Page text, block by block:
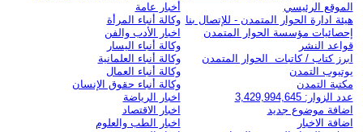
الموقع الرئيسي
هيئة ادارة الحوار المتمدن - للإتصال بنا
إحصائيات مؤسسة الحوار المتمدن
قواعد النشر
ابرز كتاب / كاتبات الحوار المتمدن
يوتيوب التمدن
مكتبة التمدن
عدد الزوار: 3,429,994,645
اضافة موضوع جديد
اضافة الاخبار
أخبار عامة
وكالة أنباء المرأة
اخبار الأدب والفن
وكالة أنباء اليسار
وكالة أنباء العلمانية
وكالة أنباء العمال
وكالة أنباء حقوق الإنسان
اخبار الرياضة
اخبار الاقتصاد
اخبار الطب والعلوم